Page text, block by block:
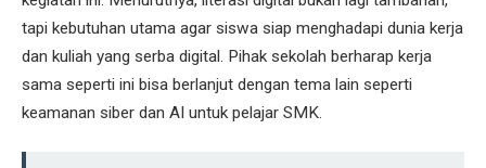
tapi kebutuhan utama agar siswa siap menghadapi dunia kerja
dan kuliah yang serba digital. Pihak sekolah berharap kerja
sama seperti ini bisa berlanjut dengan tema lain seperti
keamanan siber dan AI untuk pelajar SMK.